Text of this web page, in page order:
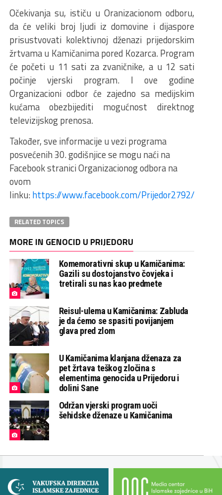
Očekivanja su, ističu u Oranizacionom odboru,
da će veliki broj ljudi iz domovine i dijaspore
prisustvovati kolektivnoj dženazi prijedorskim
žrtvama u Kamičanima pored Kozarca. Program
će početi u 11 sati za zvaničnike, a u 12 sati
počinje vjerski program. I ove godine
Organizacioni odbor će zajedno sa medijskim
kućama obezbijediti mogućnost direktnog
televizijskog prenosa.
Također, sve informacije u vezi programa
posvećenih 30. godišnjice se mogu naći na
Facebook stranici Organizacionog odbora na
ovom
linku:https://www.facebook.com/Prijedor2792/
RELATED TOPICS
MORE IN GENOCID U PRIJEDORU
Komemorativni skup u Kamičanima:
Gazili su dostojanstvo čovjeka i
tretirali su nas kao predmete
Reisul-ulema u Kamičanima: Zabluda
je da ćemo se spasiti povijanjem
glava pred zlom
U Kamičanima klanjana dženaza za
pet žrtava teškog zločina s
elementima genocida u Prijedoru i
dolini Sane
Održan vjerski program uoči
šehidske dženaze u Kamičanima